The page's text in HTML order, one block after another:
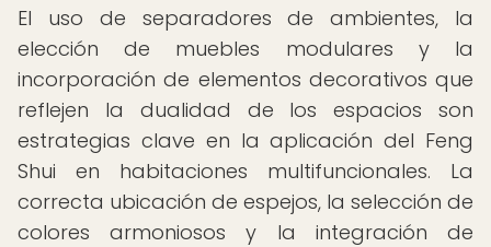
El uso de separadores de ambientes, la
elección de muebles modulares y la
incorporación de elementos decorativos que
reflejen la dualidad de los espacios son
estrategias clave en la aplicación del Feng
Shui en habitaciones multifuncionales. La
correcta ubicación de espejos, la selección de
colores armoniosos y la integración de